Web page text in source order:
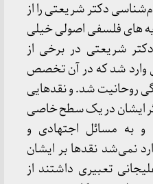
دکتر شریعتی را از
های فلسفی اصولی خیلی
شریعتی در برخی از
وارد شد که در آن تخصص
روحانیت شد. و نقدهایی
ایشان در یک سطح خاصی
و به مسائل اجتهادی و
نمی‌شد نقدها بر ایشان
تعبیری داشتند از